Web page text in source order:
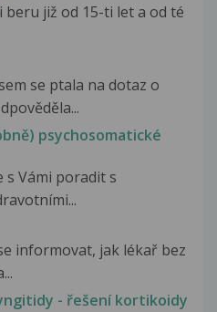
již od 15-ti let a od té
se ptala na dotaz o
psychosomatické
s Vámi poradit s
informovat, jak lékař bez
- řešení kortikoidy